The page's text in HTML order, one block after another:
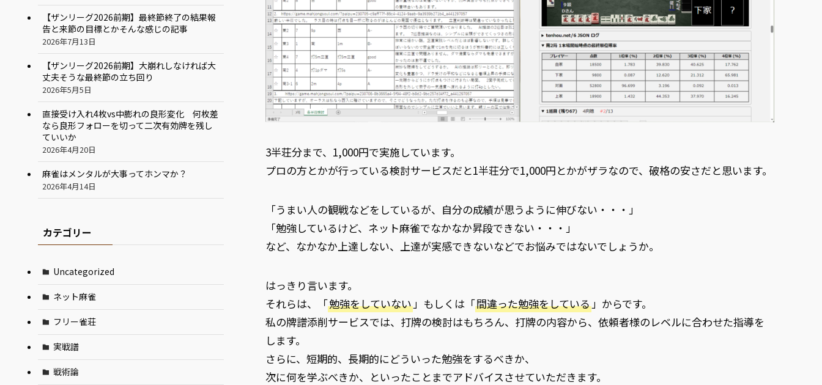
3半荘分まで、1,000円で実施しています。
プロの方とかが行っている検討サービスだと1半荘分で1,000円とかがザラなので、破格の安さだと思います。
「うまい人の観戦などをしているが、自分の成績が思うように伸びない・・・」
「勉強しているけど、ネット麻雀でなかなか昇段できない・・・」
など、なかなか上達しない、上達が実感できないなどでお悩みではないでしょうか。
はっきり言います。
それらは、「勉強をしていない 」もしくは「間違った勉強をしている 」からです。
私の牌譜添削サービスでは、打牌の検討はもちろん、打牌の内容から、依頼者様のレベルに合わせた指導を
します。
さらに、短期的、長期的にどういった勉強をするべきか、
次に何を学ぶべきか、といったことまでアドバイスさせていただきます。
【ザンリーグ2026前期】最終節終了の結果報
告と来節の目標とかそんな感じの記事
2026年7月13日
【ザンリーグ2026前期】大崩れしなければ大
丈夫そうな最終節の立ち回り
2026年5月5日
直接受け入れ4枚vs中膨れの良形変化 何枚差
なら良形フォローを切って二次有効牌を残し
ていいか
2026年4月20日
麻雀はメンタルが大事ってホンマか？
2026年4月14日
カテゴリー
Uncategorized
ネット麻雀
フリー雀荘
実戦譜
戦術論